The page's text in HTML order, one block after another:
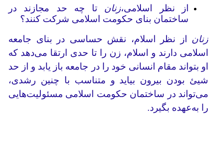
از نظر اسلامی،زنان تا چه حد مجازند در
ساختمان بنای حکومت اسلامی شرکت کنند؟
زنان از نظر اسلام، نقش حساسی در بنای جامعه
اسلامی دارند و اسلام، زن را تا حدی ارتقا می‌دهد که
او بتواند مقام انسانی خود را در جامعه باز یابد و از حد
شیئ بودن بیرون بیاید و متناسب با چنین رشدی،
می‌تواند در ساختمان حکومت اسلامی مسئولیت‌هایی
را به‌عهده بگیرد.